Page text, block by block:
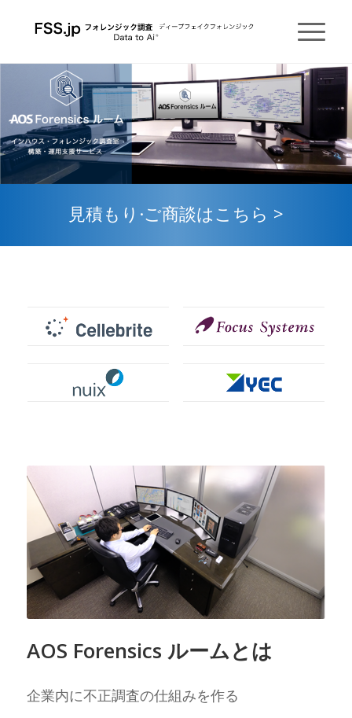
見積もり·ご商談はこちら >
AOS Forensics ルームとは
企業内に不正調査の仕組みを作る